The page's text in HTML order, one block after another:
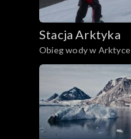
Stacja Arktyka
Obieg wody w Arktyce